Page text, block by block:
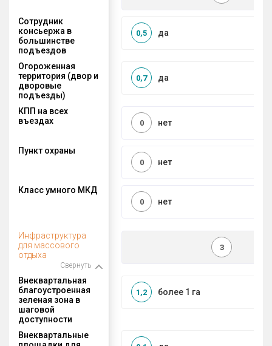
Сотрудник
консьержа в
большинстве
подъездов
да
0,5
Огороженная
территория (двор и
дворовые
подъезды)
да
0,7
КПП на всех
въездах
нет
0
Пункт охраны
нет
0
Класс умного МКД
нет
0
Инфраструктура
для массового
отдыха
Свернуть
3
Внеквартальная
благоустроенная
зеленая зона в
шаговой
доступности
более 1 га
1,2
Внеквартальные